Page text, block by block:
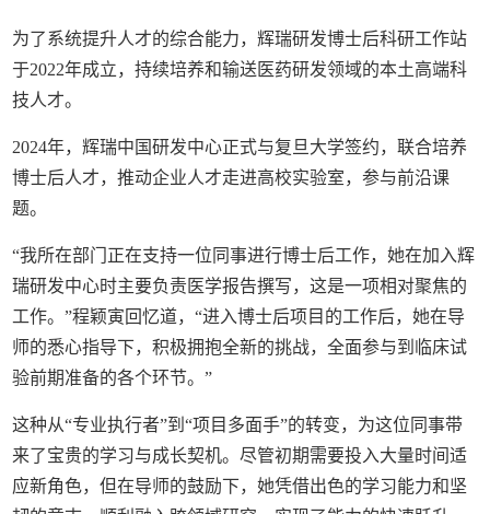
为了系统提升人才的综合能力，辉瑞研发博士后科研工作站
于2022年成立，持续培养和输送医药研发领域的本土高端科
技人才。
2024年，辉瑞中国研发中心正式与复旦大学签约，联合培养
博士后人才，推动企业人才走进高校实验室，参与前沿课
题。
“我所在部门正在支持一位同事进行博士后工作，她在加入辉
瑞研发中心时主要负责医学报告撰写，这是一项相对聚焦的
工作。”程颖寅回忆道，“进入博士后项目的工作后，她在导
师的悉心指导下，积极拥抱全新的挑战，全面参与到临床试
验前期准备的各个环节。”
这种从“专业执行者”到“项目多面手”的转变，为这位同事带
来了宝贵的学习与成长契机。尽管初期需要投入大量时间适
应新角色，但在导师的鼓励下，她凭借出色的学习能力和坚